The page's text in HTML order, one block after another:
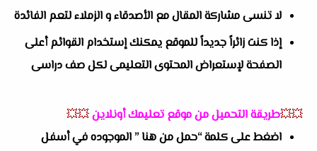
لا تنسى مشاركة المقال مع الأصدقاء و الزملاء لتعم الفائدة
إذا كنت زائراً جديداً للموقع يمكنك إستخدام القوائم أعلى
الصفحة لإستعراض المحتوى التعليمى لكل صف دراسى
💥💥طريقة التحميل من موقع تعليمك أونلاين💥💥
اضغط على كلمة “حمل من هنا ” الموجوده في أسفل